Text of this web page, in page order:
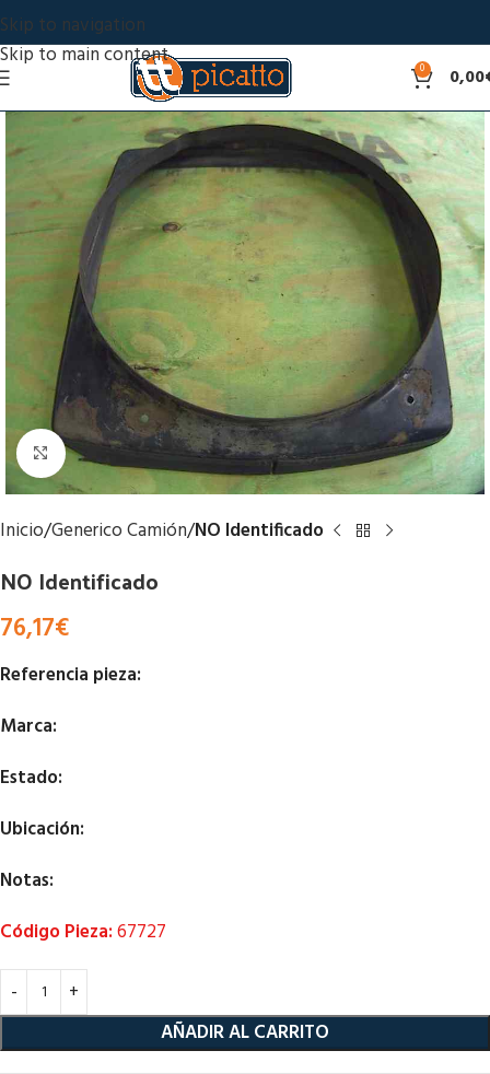
Skip to navigation
Skip to main content
0 0,00
Click to enlarge
Inicio Generico Camión NO Identificado
NO Identificado
76,17€
Referencia pieza:
Marca:
Estado:
Ubicación:
Notas:
Código Pieza:67727
AÑADIR AL CARRITO